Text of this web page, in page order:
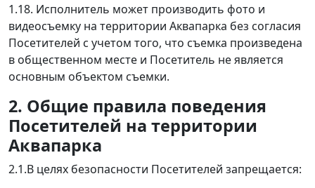
1.18. Исполнитель может производить фото и
видеосъемку на территории Аквапарка без согласия
Посетителей с учетом того, что съемка произведена
в общественном месте и Посетитель не является
основным объектом съемки.
2. Общие правила поведения
Посетителей на территории
Аквапарка
2.1.В целях безопасности Посетителей запрещается: